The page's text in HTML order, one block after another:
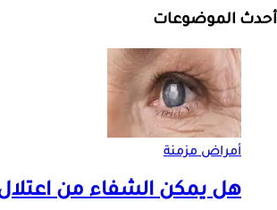
أحدث الموضوعات
أمراض مزمنة
هل يمكن الشفاء من